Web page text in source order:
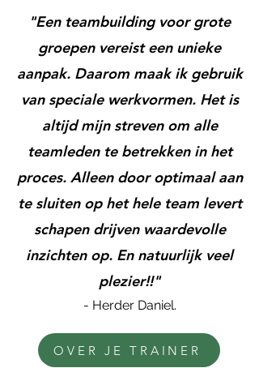
"Een teambuilding voor grote
groepen vereist een unieke
aanpak. Daarom maak ik gebruik
van speciale werkvormen. Het is
altijd mijn streven om alle
teamleden te betrekken in het
proces. Alleen door optimaal aan
te sluiten op het hele team levert
schapen drijven waardevolle
inzichten op. En natuurlijk veel
plezier!!"
- Herder Daniel.
OVER JE TRAINER